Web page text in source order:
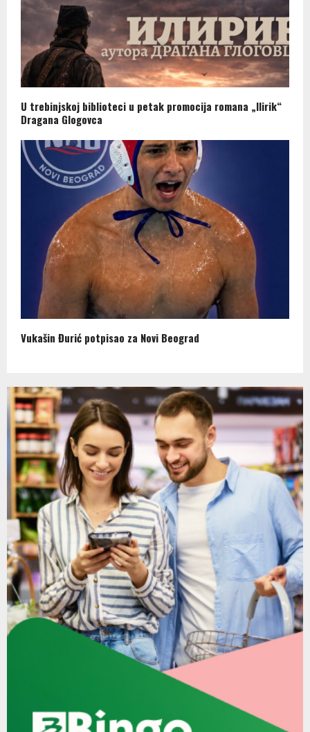
U trebinjskoj biblioteci u petak promocija romana „Ilirik“
Dragana Glogovca
Vukašin Đurić potpisao za Novi Beograd